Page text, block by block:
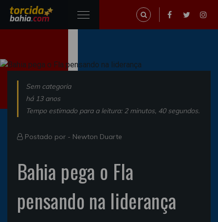
Sem categoria
há 13 anos
Tempo estimado para a leitura: 2 minutos, 40 segundos.
Postado por - Newton Duarte
Bahia pega o Fla
pensando na liderança